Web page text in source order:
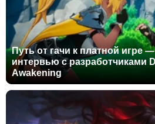
Путь от гачи к платной игре
интервью с разработчиками
Awakening